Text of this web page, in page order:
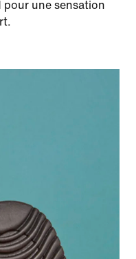
pour une sensation